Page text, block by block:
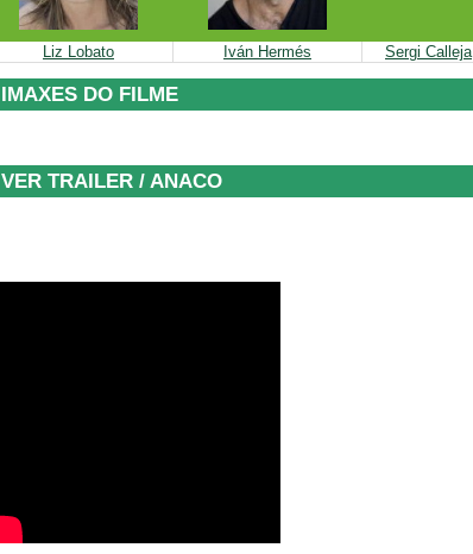
Liz Lobato Iván Hermés Sergi Calleja
IMAXES DO FILME
VER TRAILER / ANACO